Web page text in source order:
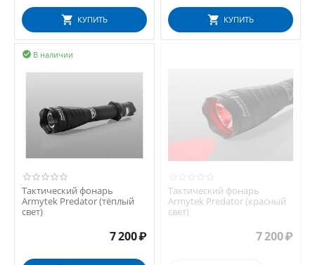
КУПИТЬ КУПИТЬ
В наличии

Тактический фонарь
Armytek Predator (тёплый
свет)
7 200₽
Тактический фонарь
Armytek Predator (красный
свет)
7 200₽